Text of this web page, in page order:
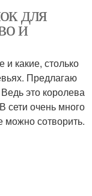
для поделок
для
и
какие, столько
Предлагаю
это королева
сети очень много
можно сотворить.